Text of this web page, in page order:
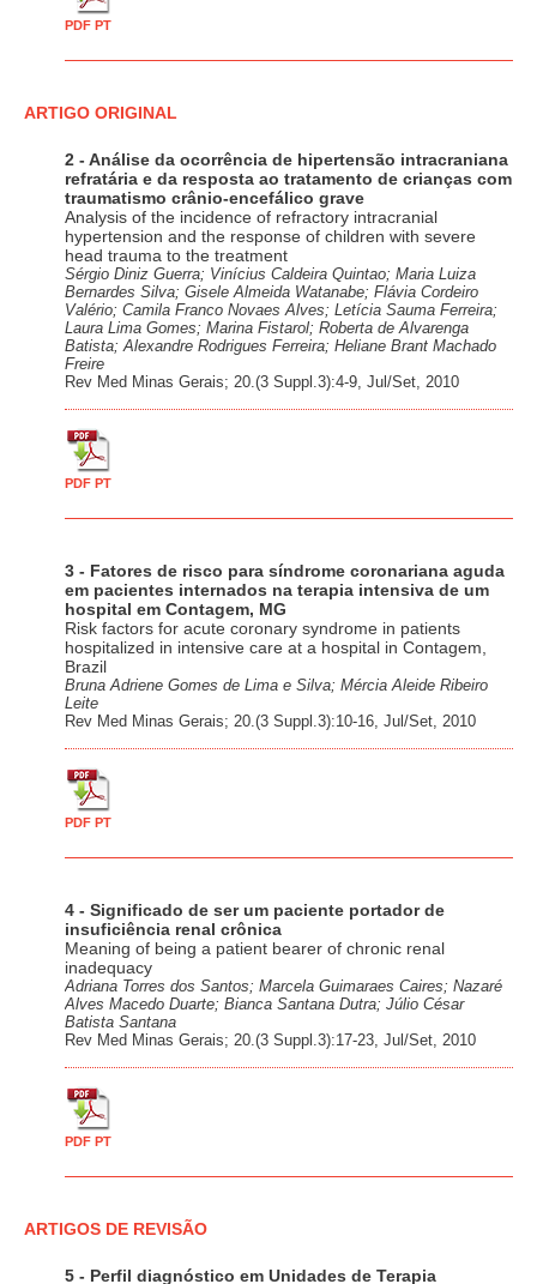
PDF PT
ARTIGO ORIGINAL
2 - Análise da ocorrência de hipertensão intracraniana
refratária e da resposta ao tratamento de crianças com
traumatismo crânio-encefálico grave
Analysis of the incidence of refractory intracranial
hypertension and the response of children with severe
head trauma to the treatment
Sérgio Diniz Guerra; Vinícius Caldeira Quintao; Maria Luiza
Bernardes Silva; Gisele Almeida Watanabe; Flávia Cordeiro
Valério; Camila Franco Novaes Alves; Letícia Sauma Ferreira;
Laura Lima Gomes; Marina Fistarol; Roberta de Alvarenga
Batista; Alexandre Rodrigues Ferreira; Heliane Brant Machado
Freire
Rev Med Minas Gerais; 20.(3 Suppl.3):4-9, Jul/Set, 2010
PDF PT
3 - Fatores de risco para síndrome coronariana aguda
em pacientes internados na terapia intensiva de um
hospital em Contagem, MG
Risk factors for acute coronary syndrome in patients
hospitalized in intensive care at a hospital in Contagem,
Brazil
Bruna Adriene Gomes de Lima e Silva; Mércia Aleide Ribeiro
Leite
Rev Med Minas Gerais; 20.(3 Suppl.3):10-16, Jul/Set, 2010
PDF PT
4 - Significado de ser um paciente portador de
insuficiência renal crônica
Meaning of being a patient bearer of chronic renal
inadequacy
Adriana Torres dos Santos; Marcela Guimaraes Caires; Nazaré
Alves Macedo Duarte; Bianca Santana Dutra; Júlio César
Batista Santana
Rev Med Minas Gerais; 20.(3 Suppl.3):17-23, Jul/Set, 2010
PDF PT
ARTIGOS DE REVISÃO
5 - Perfil diagnóstico em Unidades de Terapia